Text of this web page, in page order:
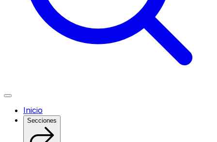
Inicio
Secciones